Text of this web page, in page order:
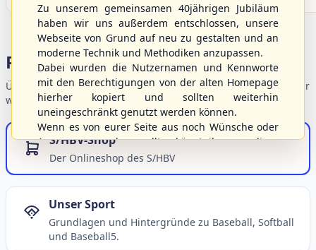
Portalbereiche
Übersicht der Verbandsbereiche – wählen Sie einen Einstieg für
weiterführende Informationen.
S/HBV-Shop
Der Onlineshop des S/HBV
Unser Sport
Grundlagen und Hintergründe zu Baseball, Softball
und Baseball5.
Zu unserem gemeinsamen 40jährigen Jubiläum
haben wir uns außerdem entschlossen, unsere
Webseite von Grund auf neu zu gestalten und an
moderne Technik und Methodiken anzupassen.
Dabei wurden die Nutzernamen und Kennworte
mit den Berechtigungen von der alten Homepage
hierher kopiert und sollten weiterhin
uneingeschränkt genutzt werden können.
Wenn es von eurer Seite aus noch Wünsche oder
Anregungen geben sollte, könnt ihr uns diese
gerne an die Verbandsadresse
schicken.